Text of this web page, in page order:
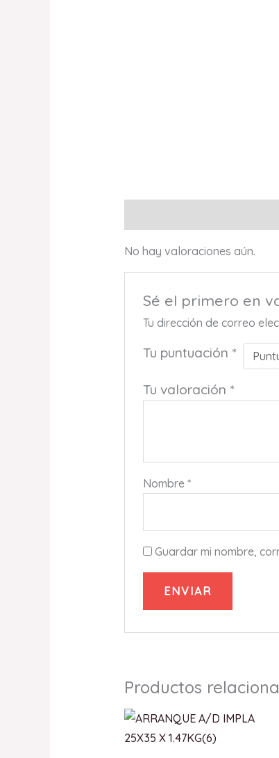
No hay valoraciones aún.
Sé el primero en
Tu dirección de correo
Tu puntuación *
Tu valoración *
Nombre*
Guardar mi nombre,
Productos